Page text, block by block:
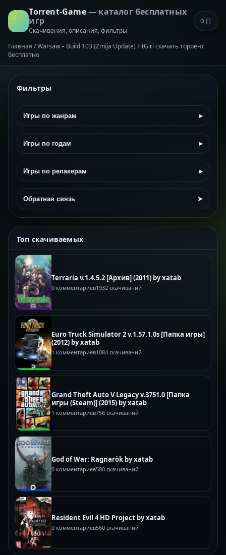
Torrent-Game— каталог бесплатных
игр
Скачивания, описания, фильтры
Главная /Warsaw – Build 103 (Zmija Update) FitGirl скачать торрент
бесплатно
Фильтры
Игры по жанрам ▸
Игры по годам ▸
Игры по репакерам ▸
Обратная связь ➤
Топ скачиваемых
Terraria v.1.4.5.2 [Архив] (2011) by xatab
0 комментариев1932 скачиваний
Euro Truck Simulator 2 v.1.57.1.0s [Папка игры]
(2012) by xatab
1 комментариев1084 скачиваний
Grand Theft Auto V Legacy v.3751.0 [Папка
игры (Steam)] (2015) by xatab
1 комментариев756 скачиваний
God of War: Ragnarök by xatab
0 комментариев580 скачиваний
Resident Evil 4 HD Project by xatab
0 комментариев560 скачиваний